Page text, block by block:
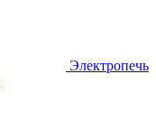
Электропечь